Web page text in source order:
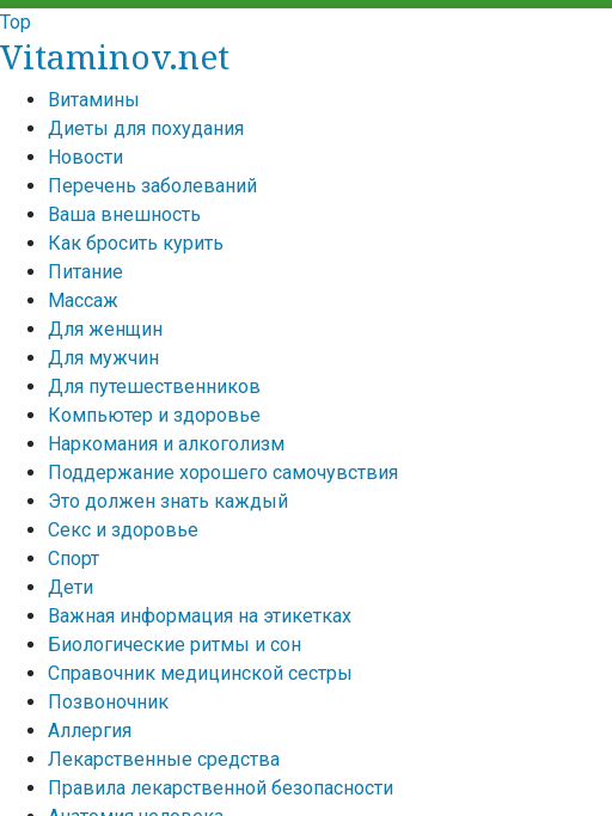
Top
Vitaminov.net
Витамины
Диеты для похудания
Новости
Перечень заболеваний
Ваша внешность
Как бросить курить
Питание
Массаж
Для женщин
Для мужчин
Для путешественников
Компьютер и здоровье
Наркомания и алкоголизм
Поддержание хорошего самочувствия
Это должен знать каждый
Секс и здоровье
Спорт
Дети
Важная информация на этикетках
Биологические ритмы и сон
Справочник медицинской сестры
Позвоночник
Аллергия
Лекарственные средства
Правила лекарственной безопасности